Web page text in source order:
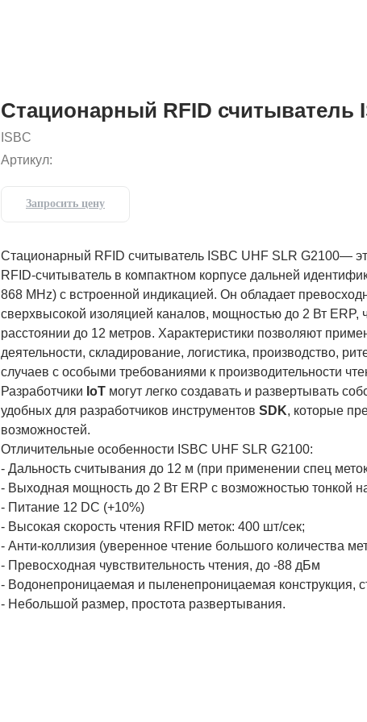
Стационарный RFID считыватель
ISBC
Артикул:
Запросить цену
Стационарный RFID считыватель ISBC UHF SLR G2100—
RFID-считыватель в компактном корпусе дальней
868 MHz) с встроенной индикацией. Он обладает
сверхвысокой изоляцией каналов, мощностью до 2 Вт ERP,
расстоянии до 12 метров. Характеристики позволяют
деятельности, складирование, логистика, производство,
случаев с особыми требованиями к производительности
Разработчики IoT могут легко создавать и развертывать
удобных для разработчиков инструментов SDK, которые
возможностей.
Отличительные особенности ISBC UHF SLR G2100:
- Дальность считывания до 12 м (при применении спец
- Выходная мощность до 2 Вт ERP с возможностью тонкой
- Питание 12 DC (+10%)
- Высокая скорость чтения RFID меток: 400 шт/сек;
- Анти-коллизия (уверенное чтение большого количества
- Превосходная чувствительность чтения, до -88 дБм
- Водонепроницаемая и пыленепроницаемая конструкция,
- Небольшой размер, простота развертывания.